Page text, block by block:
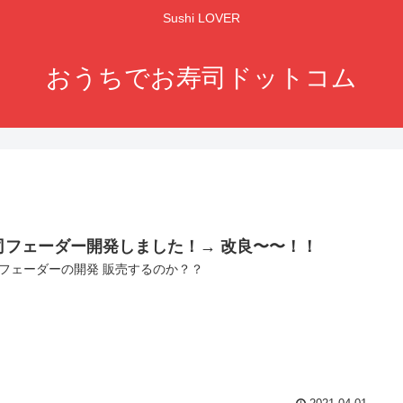
Sushi LOVER
おうちでお寿司ドットコム
フェーダー開発しました！→ 改良〜〜！！
ェーダーの開発 販売するのか？？